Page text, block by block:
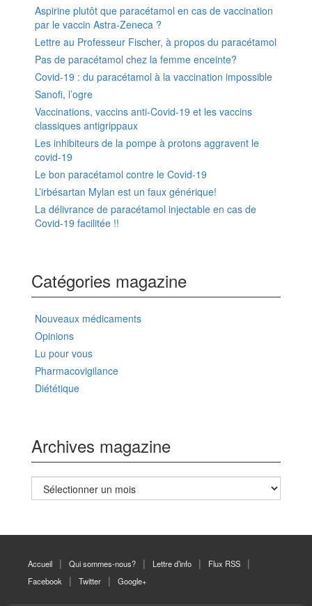
Aspirine plutôt que paracétamol en cas de vaccination
par le vaccin Astra-Zeneca ?
Lettre au Professeur Fischer, à propos du paracétamol
Pas de paracétamol chez la femme enceinte?
Covid-19 : du paracétamol à la vaccination impossible
Sanofi, l’ogre
Vaccinations, vaccins anti-Covid-19 et les vaccins
classiques antigrippaux
Les inhibiteurs de la pompe à protons aggravent le
covid-19
Le bon paracétamol contre le Covid-19
L’irbésartan Mylan est un faux générique!
La délivrance de paracétamol injectable en cas de
Covid-19 facilitée !!
Catégories magazine
Nouveaux médicaments
Opinions
Lu pour vous
Pharmacovigilance
Diététique
Archives magazine
Archives
magazine
Accueil Qui sommes-nous? Lettre d’info
Flux RSS
Facebook
Twitter Google+